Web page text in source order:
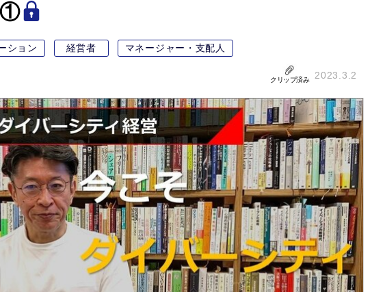
①
ション 経営者 マネージャー・支配人
クリップ済み 2023.3.2